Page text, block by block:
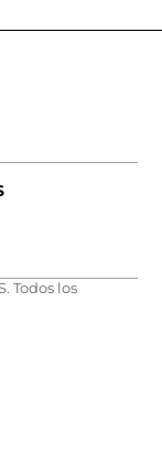
Todos los